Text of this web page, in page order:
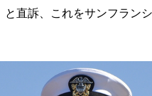
直訴、これをサンフラン